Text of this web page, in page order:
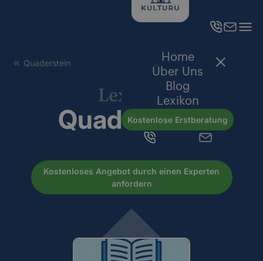
Home
Über Uns
Blog
Lexikon
Kostenlose Erstberatung
Quaderstein
Lexikon
Quaderstein
Kostenloses Angebot durch einen Experten
anfordern